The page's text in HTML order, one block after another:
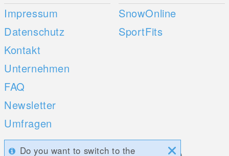
Impressum
Datenschutz
Kontakt
Unternehmen
FAQ
Newsletter
Umfragen
SnowOnline
SportFits
Do you want to switch to the